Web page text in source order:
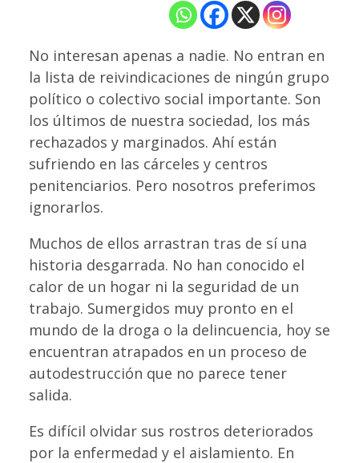
No interesan apenas a nadie. No entran en
la lista de reivindicaciones de ningún grupo
político o colectivo social importante. Son
los últimos de nuestra sociedad, los más
rechazados y marginados. Ahí están
sufriendo en las cárceles y centros
penitenciarios. Pero nosotros preferimos
ignorarlos.
Muchos de ellos arrastran tras de sí una
historia desgarrada. No han conocido el
calor de un hogar ni la seguridad de un
trabajo. Sumergidos muy pronto en el
mundo de la droga o la delincuencia, hoy se
encuentran atrapados en un proceso de
autodestrucción que no parece tener
salida.
Es difícil olvidar sus rostros deteriorados
por la enfermedad y el aislamiento. En